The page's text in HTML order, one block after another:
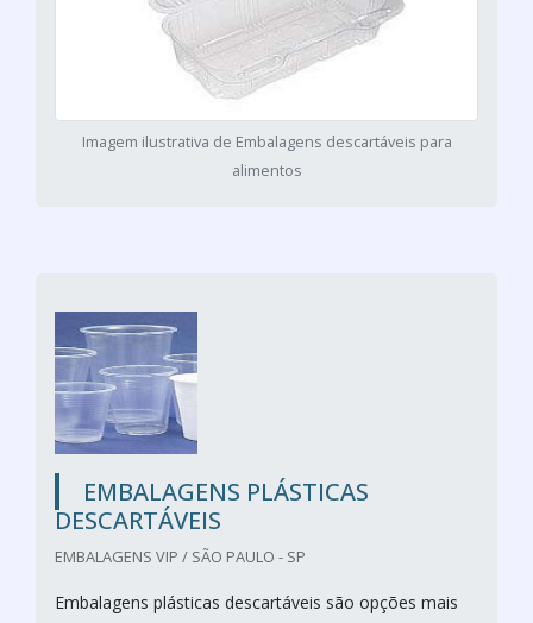
Imagem ilustrativa de Embalagens descartáveis para
alimentos
EMBALAGENS PLÁSTICAS
DESCARTÁVEIS
EMBALAGENS VIP / SÃO PAULO - SP
Embalagens plásticas descartáveis são opções mais